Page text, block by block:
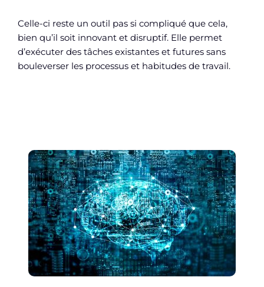
Celle-ci reste un outil pas si compliqué que cela,
bien qu’il soit innovant et disruptif. Elle permet
d’exécuter des tâches existantes et futures sans
bouleverser les processus et habitudes de travail.